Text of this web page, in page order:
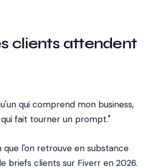
clients attendent
qui comprend mon business,
qui fait tourner un prompt."
que l'on retrouve en substance
briefs clients sur Fiverr en 2026.